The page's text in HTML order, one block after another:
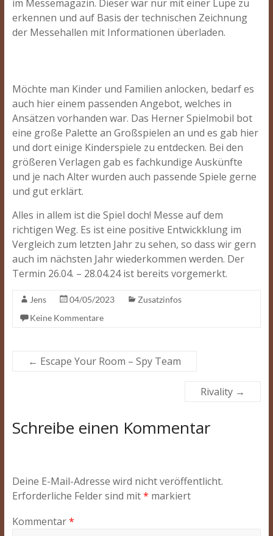
im Messemagazin. Dieser war nur mit einer Lupe zu
erkennen und auf Basis der technischen Zeichnung
der Messehallen mit Informationen überladen.
Möchte man Kinder und Familien anlocken, bedarf es
auch hier einem passenden Angebot, welches in
Ansätzen vorhanden war. Das Herner Spielmobil bot
eine große Palette an Großspielen an und es gab hier
und dort einige Kinderspiele zu entdecken. Bei den
größeren Verlagen gab es fachkundige Auskünfte
und je nach Alter wurden auch passende Spiele gerne
und gut erklärt.
Alles in allem ist die Spiel doch! Messe auf dem
richtigen Weg. Es ist eine positive Entwickklung im
Vergleich zum letzten Jahr zu sehen, so dass wir gern
auch im nächsten Jahr wiederkommen werden. Der
Termin 26.04. – 28.04.24 ist bereits vorgemerkt.
Jens 04/05/2023
Zusatzinfos
Keine Kommentare
← Escape Your Room – Spy Team
Rivality →
Schreibe einen Kommentar
Deine E-Mail-Adresse wird nicht veröffentlicht.
Erforderliche Felder sind mit* markiert
Kommentar*